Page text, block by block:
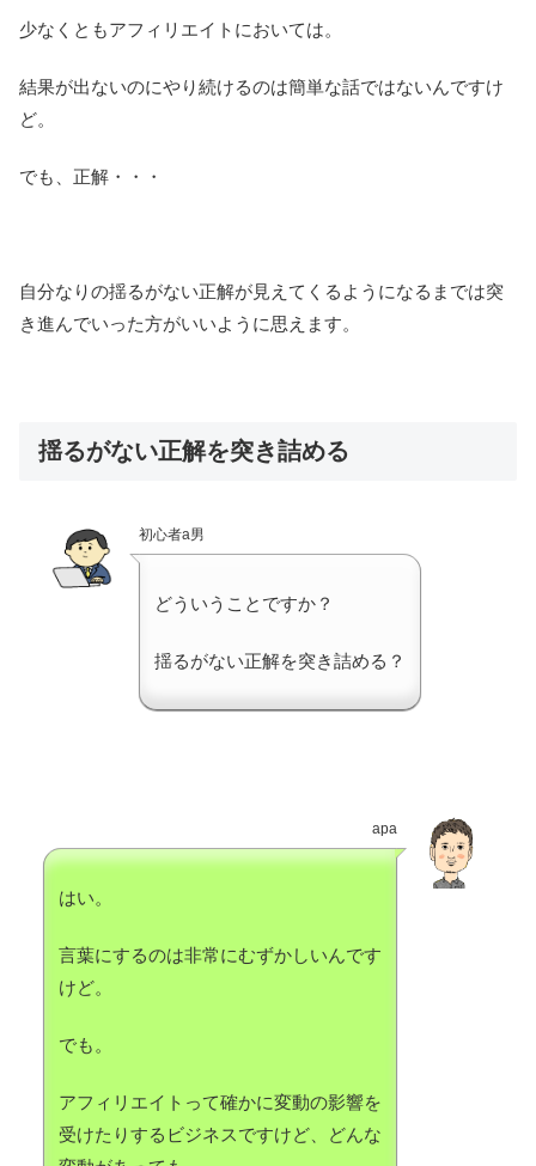
少なくともアフィリエイトにおいては。
結果が出ないのにやり続けるのは簡単な話ではないんですけ
ど。
でも、正解・・・
自分なりの揺るがない正解が見えてくるようになるまでは突
き進んでいった方がいいように思えます。
揺るがない正解を突き詰める
初心者a男
どういうことですか？
揺るがない正解を突き詰める？
apa
はい。
言葉にするのは非常にむずかしいんです
けど。
でも。
アフィリエイトって確かに変動の影響を
受けたりするビジネスですけど、どんな